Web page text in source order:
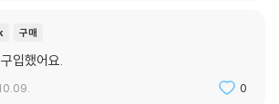
말에 수원과 수길도 서둘러 아카시아 숲으로 향한
도살장을 잠시 잊는다. 아카시아 숲은 힘겹고 처
아이들이 절망에만 머무르지 않도록 마법과도 같
구매
입했어요.
0